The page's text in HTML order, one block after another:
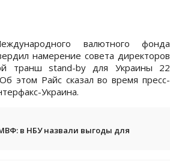
валютного фонда
намерение совета директоров
транш stand-by для Украины 22
этом Райс сказал во время пресс-
Украина.
в НБУ назвали выгоды для